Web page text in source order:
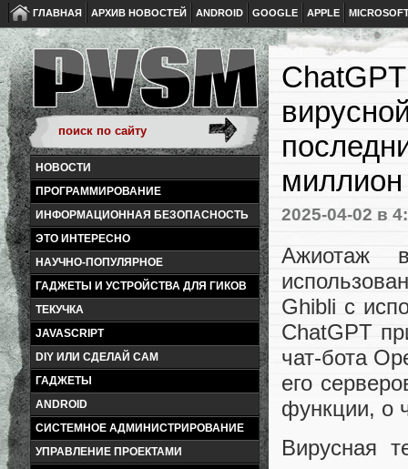
ГЛАВНАЯ АРХИВ НОВОСТЕЙ ANDROID GOOGLE APPLE
НОВОСТИ
ПРОГРАММИРОВАНИЕ
ИНФОРМАЦИОННАЯ БЕЗОПАСНОСТЬ
ЭТО ИНТЕРЕСНО
НАУЧНО-ПОПУЛЯРНОЕ
ГАДЖЕТЫ И УСТРОЙСТВА ДЛЯ ГИКОВ
ТЕКУЧКА
JAVASCRIPT
DIY ИЛИ СДЕЛАЙ САМ
ГАДЖЕТЫ
ANDROID
СИСТЕМНОЕ АДМИНИСТРИРОВАНИЕ
УПРАВЛЕНИЕ ПРОЕКТАМИ
миллион
2025-04-02 в
Ажиотаж
Ghibli с
ChatGPT
чат-бота
его
функции, о
Вирусная